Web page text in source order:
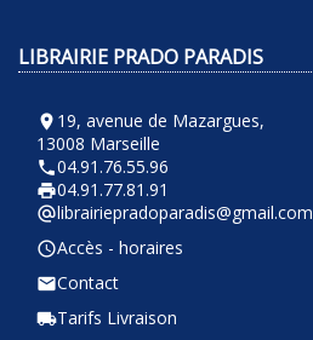
LIBRAIRIE PRADO PARADIS
room 19, avenue de Mazargues,
13008 Marseille
phone04.91.76.55.96
local_printshop04.91.77.81.91
alternate_emaillibrairiepradoparadis@gmail.com
query_builderAccès - horaires
emailContact
local_shippingTarifs Livraison